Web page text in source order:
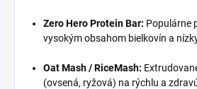
Zero Hero Protein Bar: Populárne
vysokým obsahom bielkovín a
Oat Mash / RiceMash:
(ovsená, ryžová) na rýchlu a